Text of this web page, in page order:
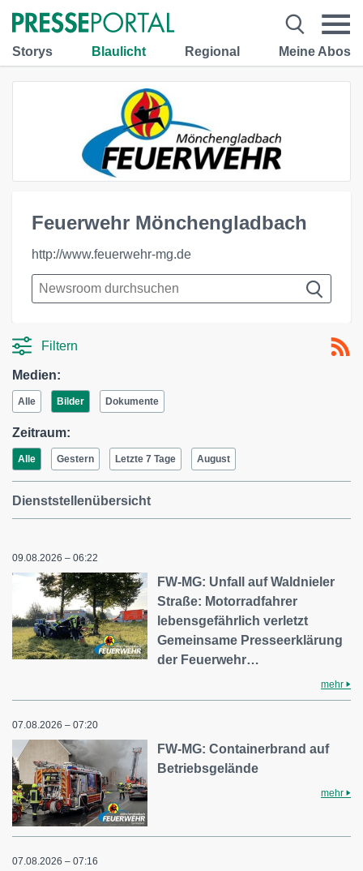
Storys Blaulicht Regional Meine Abos
Feuerwehr Mönchengladbach
http://www.feuerwehr-mg.de
Filtern
Medien:
Alle Bilder Dokumente
Zeitraum:
Alle Gestern Letzte 7 Tage August
Dienststellenübersicht
09.08.2026 – 06:22
FW-MG: Unfall auf Waldnieler
Straße: Motorradfahrer
lebensgefährlich verletzt
Gemeinsame Presseerklärung
der Feuerwehr…
mehr
07.08.2026 – 07:20
FW-MG: Containerbrand auf
Betriebsgelände
mehr
07.08.2026 – 07:16